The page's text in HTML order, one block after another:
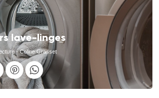
lave-linges
- Coline Grasset